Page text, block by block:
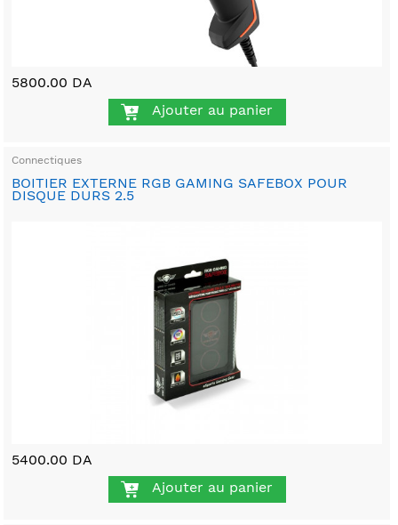
5800.00 DA
Ajouter au panier
Connectiques
BOITIER EXTERNE RGB GAMING SAFEBOX POUR
DISQUE DURS 2.5
5400.00 DA
Ajouter au panier